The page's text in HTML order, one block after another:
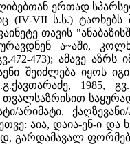
ერთად
(IV-VII ს.ს.)
თავის
ა~აში,
473); ამავე
შეიძლება იყოს
არიმატი,
აია, დაია-ენ-ი
გარდამავალ